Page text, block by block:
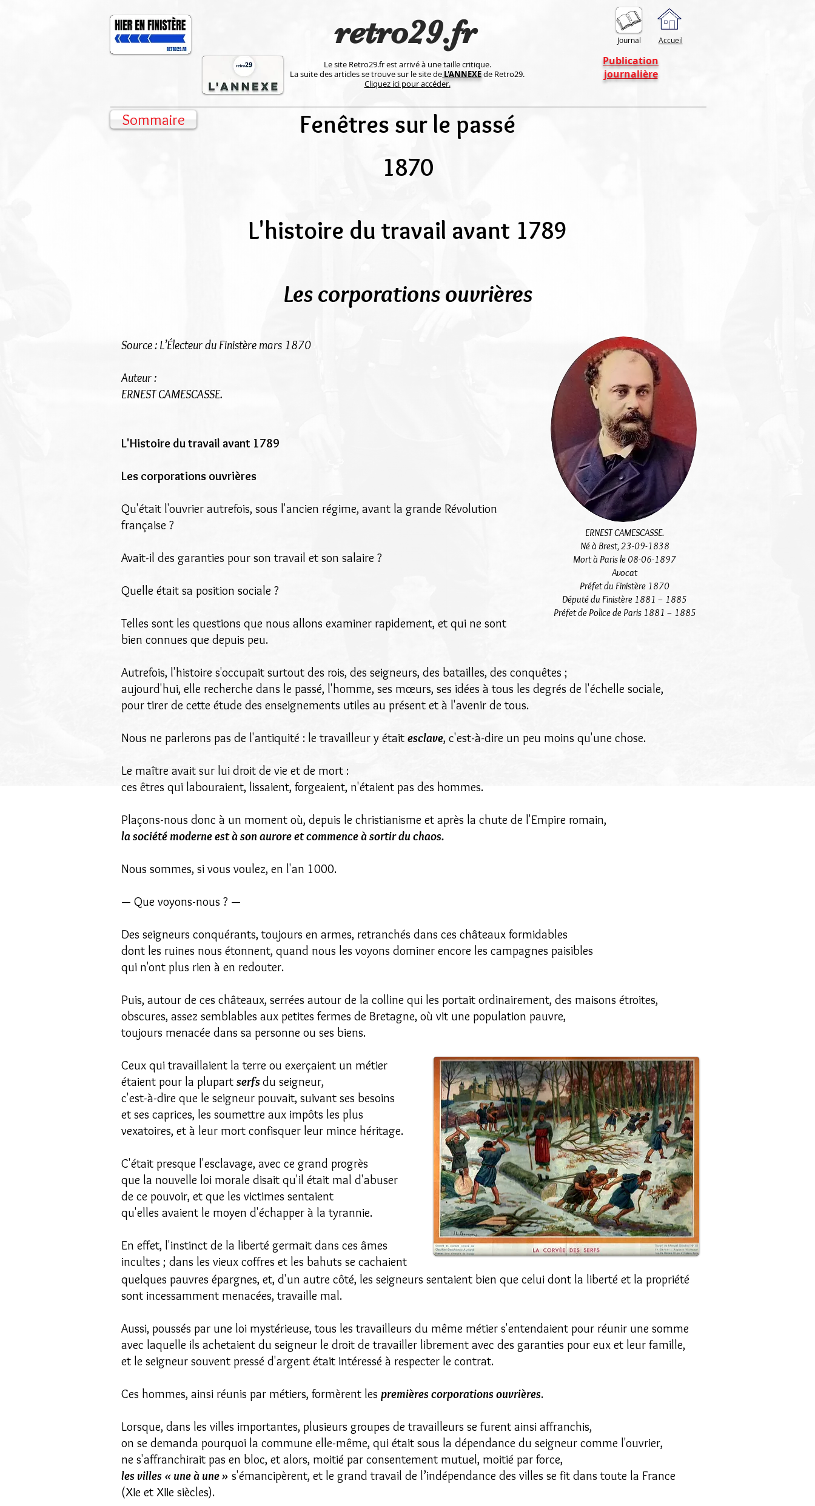
retro29.fr
Le site Retro29.fr est arrivé à une taille critique.
La suite des articles se trouve sur le site deL'ANNEXEde Retro29.
Cliquez ici pour accéder.
Journal Accueil
Publication
journalière
Sommaire
Fenêtres sur le passé
1870
L'histoire du travail avant 1789
Les corporations ouvrières
Source : L’Électeur du Finistère mars 1870
Auteur :
ERNEST CAMESCASSE.
L'Histoire du travail avant 1789
Les corporations ouvrières
Qu'était l'ouvrier autrefois, sous l'ancien régime, avant la grande Révolution
française ?
Avait-il des garanties pour son travail et son salaire ?
Quelle était sa position sociale ?
Telles sont les questions que nous allons examiner rapidement, et qui ne sont
bien connues que depuis peu.
ERNEST CAMESCASSE.
Né à Brest, 23-09-1838
Mort à Paris le 08-06-1897
Avocat
Préfet du Finistère 1870
Député du Finistère 1881 – 1885
Préfet de Police de Paris 1881 – 1885
Autrefois, l'histoire s'occupait surtout des rois, des seigneurs, des batailles, des conquêtes ;
aujourd'hui, elle recherche dans le passé, l'homme, ses mœurs, ses idées à tous les degrés de l'échelle sociale,
pour tirer de cette étude des enseignements utiles au présent et à l'avenir de tous.
Nous ne parlerons pas de l'antiquité : le travailleur y était esclave, c'est-à-dire un peu moins qu'une chose.
Le maître avait sur lui droit de vie et de mort :
ces êtres qui labouraient, lissaient, forgeaient, n'étaient pas des hommes.
Plaçons-nous donc à un moment où, depuis le christianisme et après la chute de l'Empire romain,
la société moderne est à son aurore et commence à sortir du chaos.
Nous sommes, si vous voulez, en l'an 1000.
— Que voyons-nous ? —
Des seigneurs conquérants, toujours en armes, retranchés dans ces châteaux formidables
dont les ruines nous étonnent, quand nous les voyons dominer encore les campagnes paisibles
qui n'ont plus rien à en redouter.
Puis, autour de ces châteaux, serrées autour de la colline qui les portait ordinairement, des maisons étroites,
obscures, assez semblables aux petites fermes de Bretagne, où vit une population pauvre,
toujours menacée dans sa personne ou ses biens.
Ceux qui travaillaient la terre ou exerçaient un métier
étaient pour la plupart serfsdu seigneur,
c'est-à-dire que le seigneur pouvait, suivant ses besoins
et ses caprices, les soumettre aux impôts les plus
vexatoires, et à leur mort confisquer leur mince héritage.
C'était presque l'esclavage, avec ce grand progrès
que la nouvelle loi morale disait qu'il était mal d'abuser
de ce pouvoir, et que les victimes sentaient
qu'elles avaient le moyen d'échapper à la tyrannie.
En effet, l'instinct de la liberté germait dans ces âmes
incultes ; dans les vieux coffres et les bahuts se cachaient
quelques pauvres épargnes, et, d'un autre côté, les seigneurs sentaient bien que celui dont la liberté et la propriété
sont incessamment menacées, travaille mal.
Aussi, poussés par une loi mystérieuse, tous les travailleurs du même métier s'entendaient pour réunir une somme
avec laquelle ils achetaient du seigneur le droit de travailler librement avec des garanties pour eux et leur famille,
et le seigneur souvent pressé d'argent était intéressé à respecter le contrat.
Ces hommes, ainsi réunis par métiers, formèrent les premières corporations ouvrières.
Lorsque, dans les villes importantes, plusieurs groupes de travailleurs se furent ainsi affranchis,
on se demanda pourquoi la commune elle-même, qui était sous la dépendance du seigneur comme l'ouvrier,
ne s'affranchirait pas en bloc, et alors, moitié par consentement mutuel, moitié par force,
les villes « une à une » s'émancipèrent, et le grand travail de l’indépendance des villes se fit dans toute la France
(XIe et XIIe siècles).